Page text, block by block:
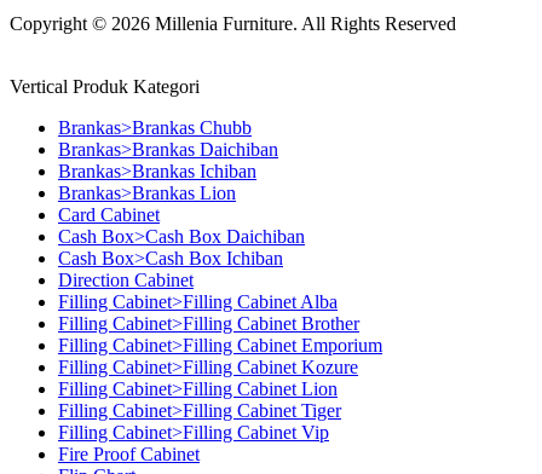
Copyright © 2026 Millenia Furniture. All Rights Reserved
Vertical Produk Kategori
Brankas>Brankas Chubb
Brankas>Brankas Daichiban
Brankas>Brankas Ichiban
Brankas>Brankas Lion
Card Cabinet
Cash Box>Cash Box Daichiban
Cash Box>Cash Box Ichiban
Direction Cabinet
Filling Cabinet>Filling Cabinet Alba
Filling Cabinet>Filling Cabinet Brother
Filling Cabinet>Filling Cabinet Emporium
Filling Cabinet>Filling Cabinet Kozure
Filling Cabinet>Filling Cabinet Lion
Filling Cabinet>Filling Cabinet Tiger
Filling Cabinet>Filling Cabinet Vip
Fire Proof Cabinet